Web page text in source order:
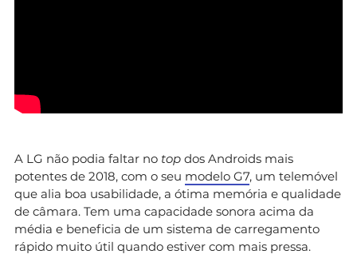
A LG não podia faltar no top dos Androids mais
potentes de 2018, com o seu modelo G7, um telemóvel
que alia boa usabilidade, a ótima memória e qualidade
de câmara. Tem uma capacidade sonora acima da
média e beneficia de um sistema de carregamento
rápido muito útil quando estiver com mais pressa.